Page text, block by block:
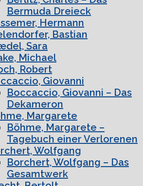
Bermuda Dreieck
Hermann
Bastian
Sara
Michael
Robert
Giovanni
Boccaccio, Giovanni – Das
Dekameron
Margarete
Böhme, Margarete –
Tagebuch einer Verlorenen
Wolfgang
Borchert, Wolfgang – Das
Gesamtwerk